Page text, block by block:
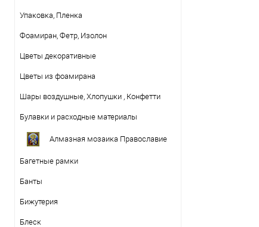
Упаковка, Пленка
Фоамиран, Фетр, Изолон
Цветы декоративные
Цветы из фоамирана
Шары воздушные, Хлопушки , Конфетти
Булавки и расходные материалы
Алмазная мозаика Православие
Багетные рамки
Банты
Бижутерия
Блеск